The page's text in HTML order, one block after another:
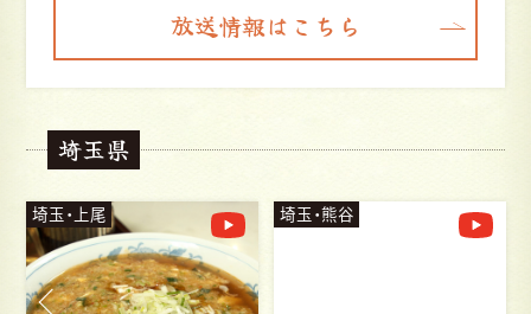
放送情報はこちら
埼玉県
埼玉・上尾 埼玉・熊谷